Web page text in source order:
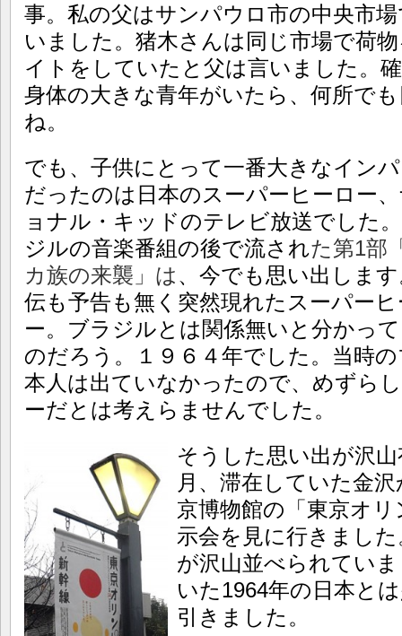
事。私の父はサンパウロ市の中央市
いました。猪木さんは同じ市場で荷
イトをしていたと父は言いました。
身体の大きな青年がいたら、何所で
ね。
でも、子供にとって一番大きなイン
だったのは日本のスーパーヒーロー
ョナル・キッドのテレビ放送でした
ジルの音楽番組の後で流された第1部
カ族の来襲」は、今でも思い出しま
伝も予告も無く突然現れたスーパー
ー。ブラジルとは関係無いと分かっ
のだろう。１９６４年でした。当時
本人は出ていなかったので、めずら
ーだとは考えらませんでした。
そうした思い出が沢
月、滞在していた金
京博物館の「東京オ
示会を見に行きまし
が沢山並べられてい
いた1964年の日本と
引きました。